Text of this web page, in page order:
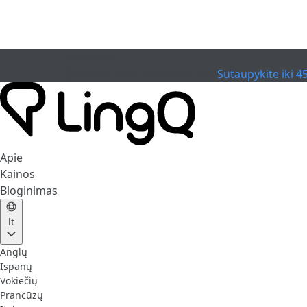
Sutaupykite iki
Apie
Kainos
Bloginimas
lt
Anglų
Ispanų
Vokiečių
Prancūzų